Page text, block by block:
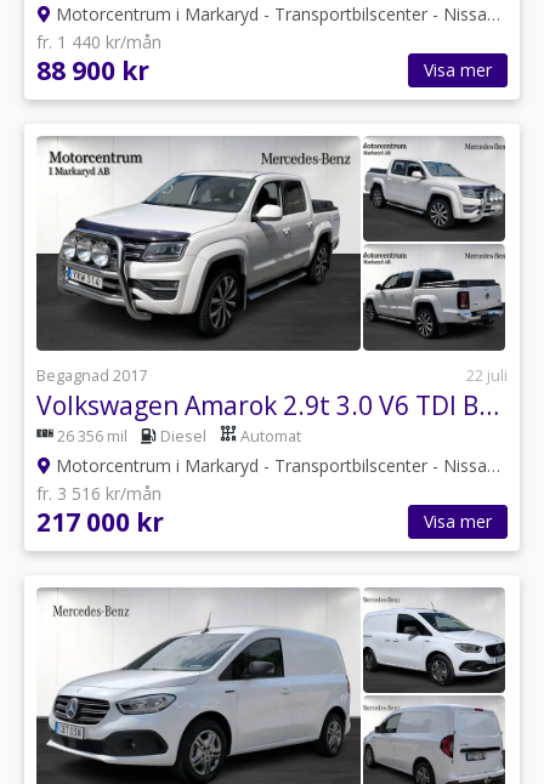
Motorcentrum i Markaryd - Transportbilscenter - Nissan
fr. 1 440 kr/mån
88 900 kr Visa mer
Begagnad 2017 22 juli
Volkswagen Amarok 2.9t 3.0 V6 TDI BMT 4Motion Highline Euro 6 moms
26 356 mil Diesel Automat
Motorcentrum i Markaryd - Transportbilscenter - Nissan
fr. 3 516 kr/mån
217 000 kr Visa mer